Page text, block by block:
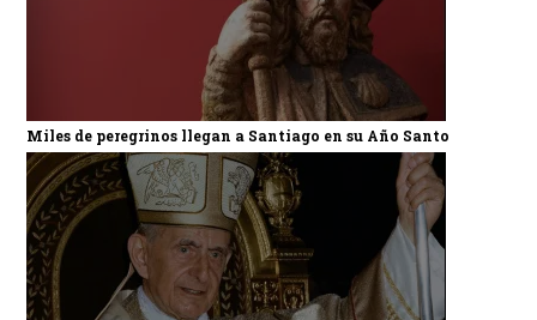
Miles de peregrinos llegan a Santiago en su Año Santo